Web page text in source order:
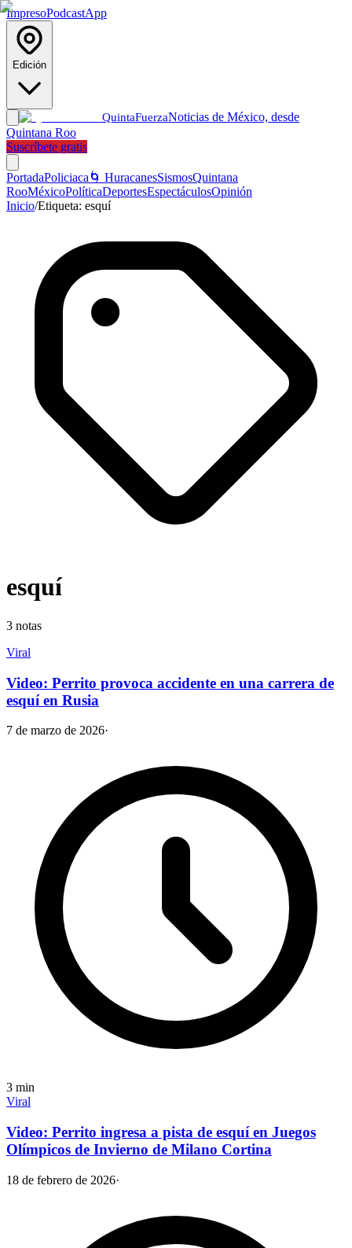
ImpresoPodcastApp
Edición
QuintaFuerzaNoticias de México, desde
Quintana Roo
Suscríbete gratis
PortadaPoliciaca 🌀 HuracanesSismosQuintana
RooMéxicoPolíticaDeportesEspectáculosOpinión
Inicio/Etiqueta: esquí
esquí
3 notas
Viral
Video: Perrito provoca accidente en una carrera de
esquí en Rusia
7 de marzo de 2026·
3 min
Viral
Video: Perrito ingresa a pista de esquí en Juegos
Olímpicos de Invierno de Milano Cortina
18 de febrero de 2026·